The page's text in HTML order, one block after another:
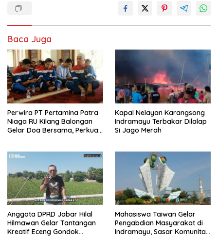
Baca Juga
Perwira PT Pertamina Patra
Niaga RU Kilang Balongan
Gelar Doa Bersama, Perkuat
Kapal Nelayan Karangsong
Indramayu Terbakar Dilalap
Si Jago Merah
Anggota DPRD Jabar Hilal
Hilmawan Gelar Tantangan
Kreatif Eceng Gondok
Mahasiswa Taiwan Gelar
Pengabdian Masyarakat di
Indramayu, Sasar Komunitas